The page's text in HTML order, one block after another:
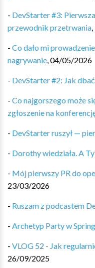
- DevStarter #3:
przewodnik przetrwania,
- Co dało mi
nagrywanie,04/05/2026
- DevStarter #2: Jak
- Co najgorszego może
zgłoszenie na
- DevStarter ruszył —
- Dorothy wiedziała. A
- Mój pierwszy PR do
23/03/2026
- Ruszam z podcastem
- Archetyp Party w
- VLOG 52 - Jak
26/09/2025